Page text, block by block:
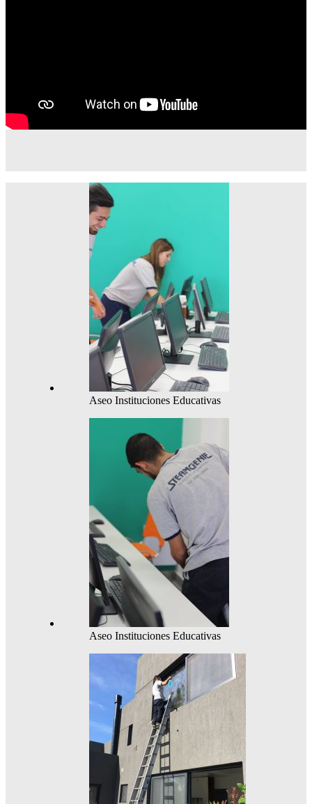
Aseo Instituciones Educativas
Aseo Instituciones Educativas